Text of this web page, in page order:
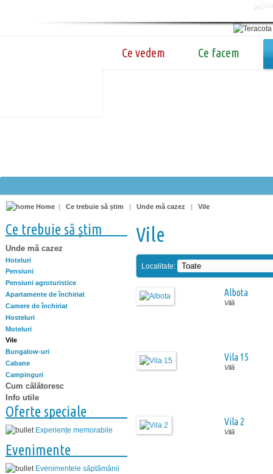
Ce vedem Ce facem
Home | Ce trebuie să știm | Unde mă cazez | Vile
Ce trebuie să știm
Unde mă cazez
Hoteluri
Pensiuni
Pensiuni agroturistice
Apartamente de închiriat
Camere de închiriat
Hosteluri
Moteluri
Vile
Bungalow-uri
Cabane
Campinguri
Cum călătoresc
Info utile
Oferte speciale
Experiențe memorabile
Evenimente
Evenimentele săptămânii
Vile
Localitate:
Albota
Vilă
Vila 15
Vilă
Vila 2
Vilă